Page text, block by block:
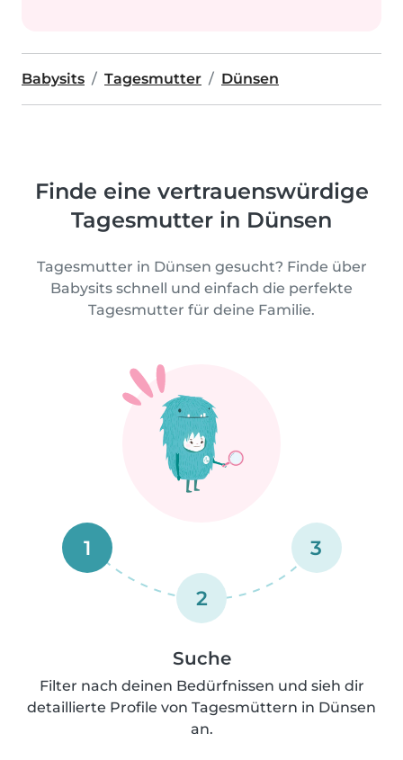
Babysits Tagesmutter Dünsen
Finde eine vertrauenswürdige
Tagesmutter in Dünsen
Tagesmutter in Dünsen gesucht? Finde über
Babysits schnell und einfach die perfekte
Tagesmutter für deine Familie.
1
2
3
Suche
Filter nach deinen Bedürfnissen und sieh dir
detaillierte Profile von Tagesmüttern in Dünsen
an.